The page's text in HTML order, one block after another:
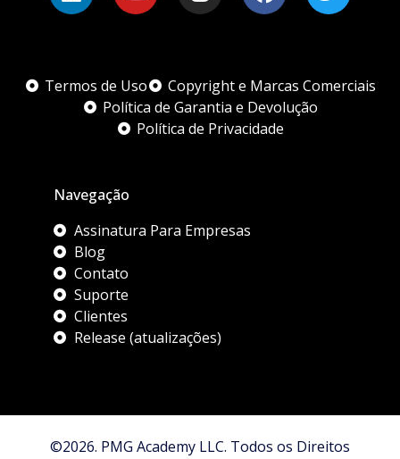
Termos de Uso
Copyright e Marcas Comerciais
Política de Garantia e Devolução
Política de Privacidade
Navegação
Assinatura Para Empresas
Blog
Contato
Suporte
Clientes
Release (atualizações)
©2026. PMG Academy LLC. Todos os Direitos